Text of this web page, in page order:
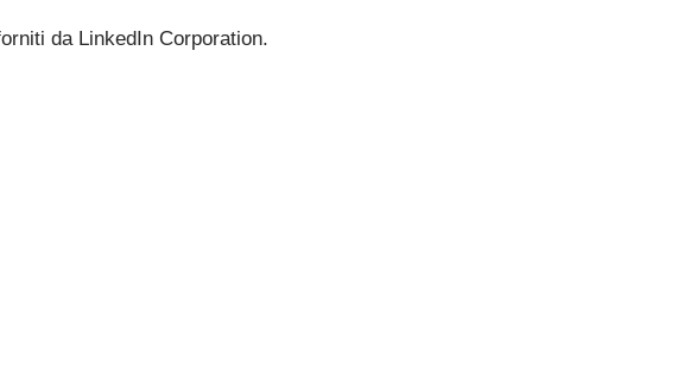
da LinkedIn Corporation.